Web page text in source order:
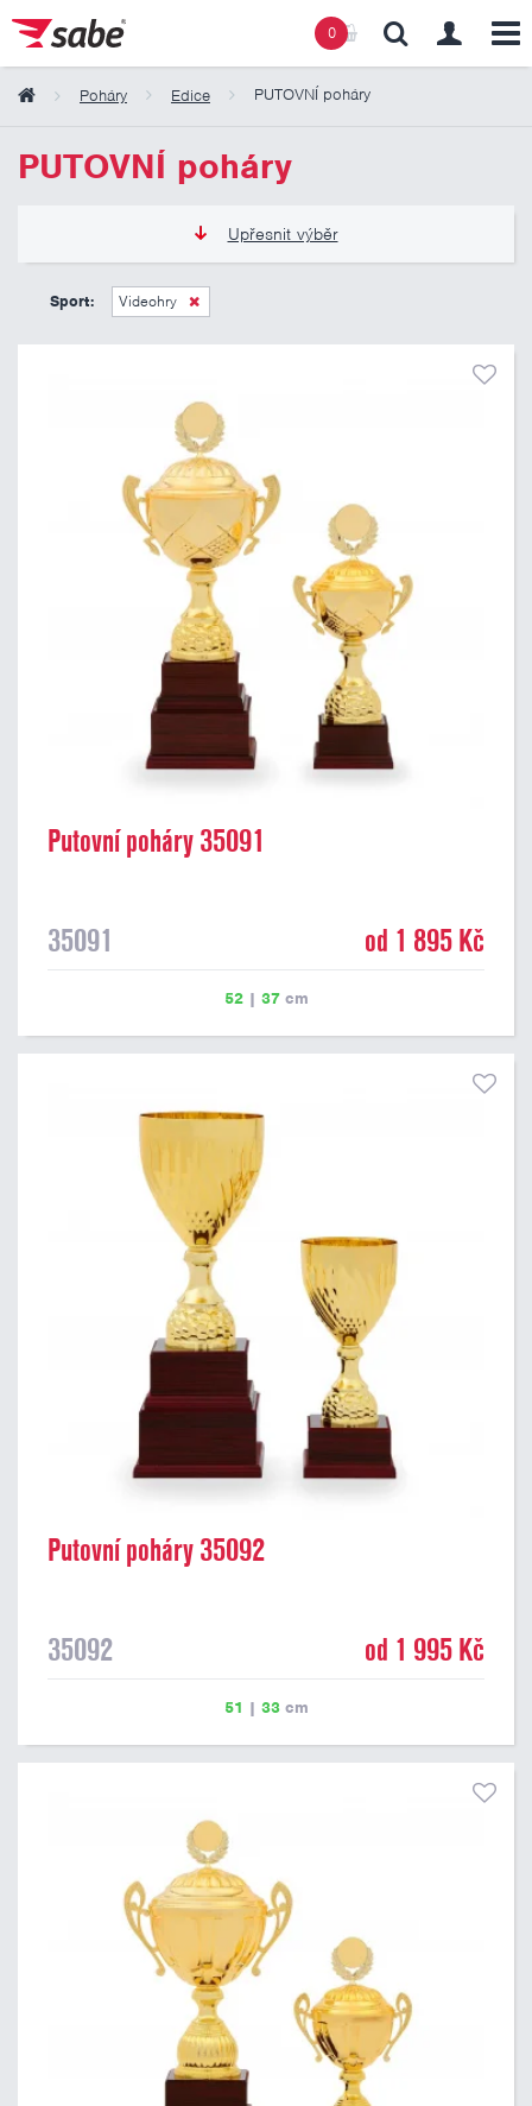
0
Poháry Edice PUTOVNÍ poháry
PUTOVNÍ poháry
Upřesnit výběr
965 Kč
Sport: Videohry
Putovní poháry 35091
35091 od 1 895 Kč
52| 37cm
Putovní poháry 35092
35092 od 1 995 Kč
51 | 33cm
Obsah košíku